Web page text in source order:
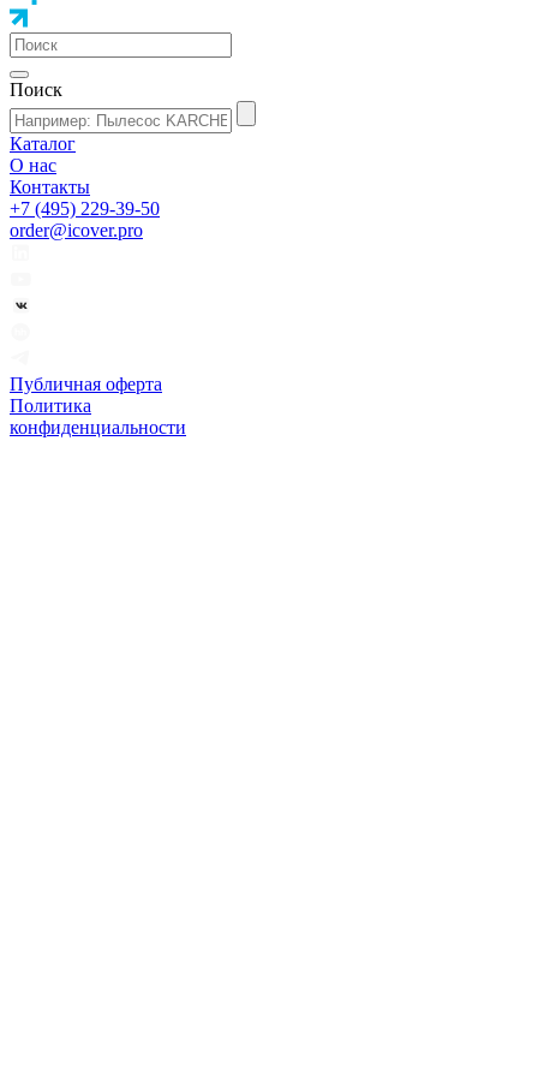
Поиск
Каталог
О нас
Контакты
+7 (495) 229-39-50
order@icover.pro
Публичная оферта
Политика
конфиденциальности